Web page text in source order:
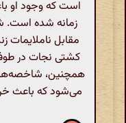
است که وجود او
زمانه شده است.
مقابل ناملایمات
کشتی نجات در
همچنین،
می‌شود که باعث